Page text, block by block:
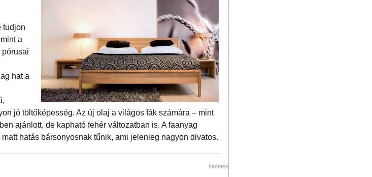
tudjon
a
pórusai
hat a
jó töltőképesség. Az új olaj a világos fák számára – mint
ajánlott, de kapható fehér változatban is. A faanyag
hatás bársonyosnak tűnik, ami jelenleg nagyon divatos.
hirdetés